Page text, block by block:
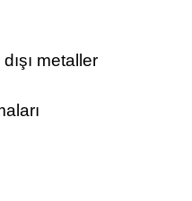
metaller